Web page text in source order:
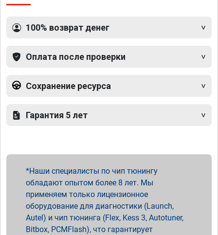
100% возврат денег
Оплата после проверки
Сохранение ресурса
Гарантия 5 лет
Наши специалисты по чип тюнингу
обладают опытом более 8 лет. Мы
применяем только лицензионное
оборудование для диагностики (Launch,
Autel) и чип тюнинга (Flex, Kess 3, Autotuner,
Bitbox, PCMFlash), что гарантирует